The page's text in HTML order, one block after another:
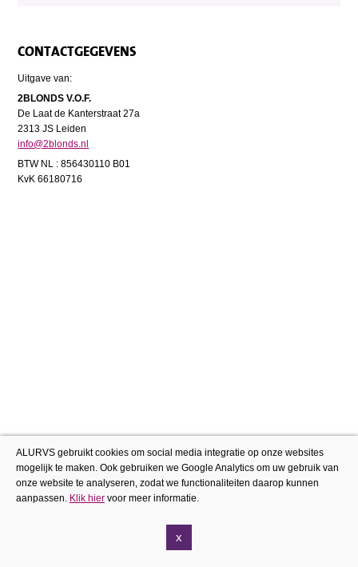
CONTACTGEGEVENS
Uitgave van:
2BLONDS V.O.F.
De Laat de Kanterstraat 27a
2313 JS Leiden
info@2blonds.nl
BTW NL : 856430110 B01
KvK 66180716
ALURVS gebruikt cookies om social media integratie op onze websites
mogelijk te maken. Ook gebruiken we Google Analytics om uw gebruik van
onze website te analyseren, zodat we functionaliteiten daarop kunnen
aanpassen. Klik hier voor meer informatie.
x